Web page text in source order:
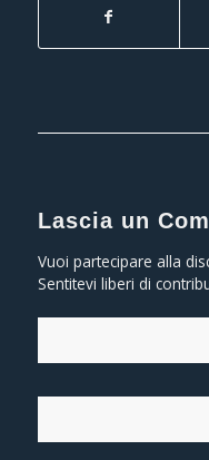
Lascia un
Vuoi partecipare alla
Sentitevi liberi di